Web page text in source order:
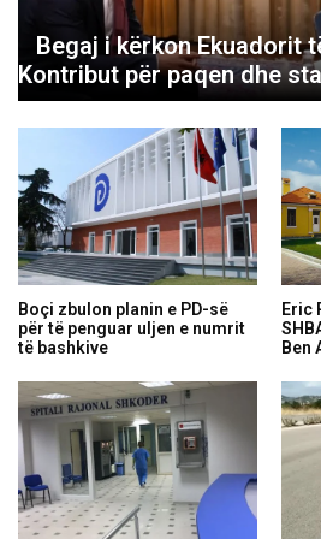
Begaj i kërkon Ekuadorit
Kontribut për paqen dhe
Boçi zbulon planin e PD-së
për të penguar uljen e numrit
të bashkive
Eric
Ben